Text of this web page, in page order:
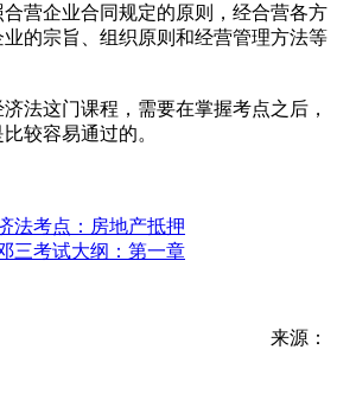
营企业合同规定的原则，经合营各方
的宗旨、组织原则和经营管理方法等
法这门课程，需要在掌握考点之后，
较容易通过的。
法考点：房地产抵押
三考试大纲：第一章
来源：